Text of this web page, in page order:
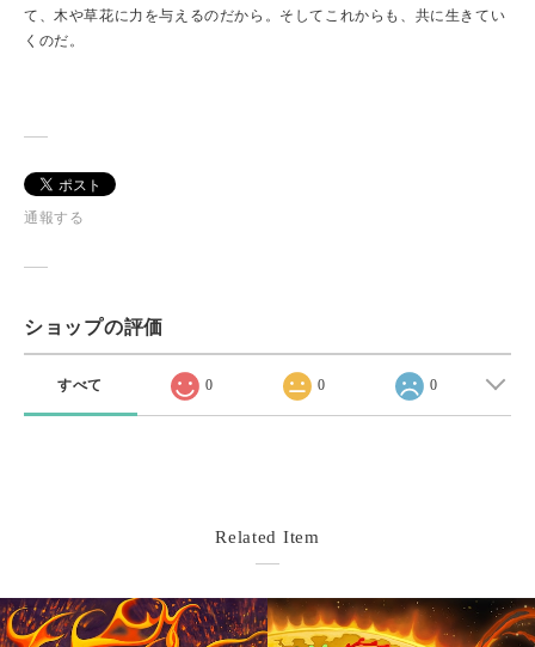
て、木や草花に力を与えるのだから。そしてこれからも、共に生きてい
くのだ。
通報する
ショップの評価
すべて 0 0 0
Related Item